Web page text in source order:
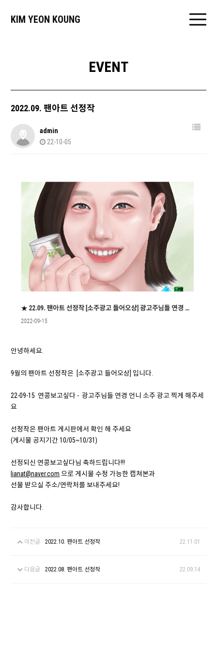
KIM YEON KOUNG
EVENT
2022.09. 팬아트 선정작
admin
22-10-05
안녕하세요.
9월의 팬아트 선정작은 [소주광고 들어오상] 입니다.
22-09-15 연콩보고싶다 - 광고주님들 연경 언니 소주 광고 찍게 해주세
요
선정작은 팬아트 게시판에서 확인 해 주세요
(게시물 공지기간 10/05~10/31)
선정되신 연콩보고싶다님 축하드립니다!!!
lianat@naver.com 으로 게시물 수정 가능한 캡쳐본과
선물 받으실 주소/연락처를 보내주세요!
감사합니다.
이전글 2022.10. 팬아트 선정작 22.11.01
다음글 2022.08. 팬아트 선정작 22.09.14